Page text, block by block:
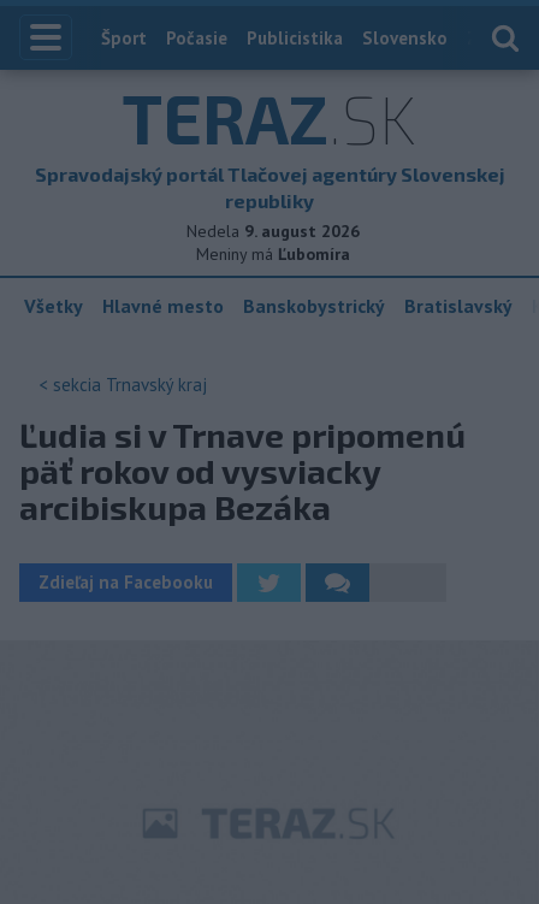
Index
Šport Počasie Publicistika Slovensko
TERAZ.SK
Spravodajský portál Tlačovej agentúry Slovenskej
republiky
Nedela 9. august 2026
Meniny má Ľubomíra
Všetky Hlavné mesto Banskobystrický Bratislavský
< sekcia Trnavský kraj
Ľudia si v Trnave pripomenú
päť rokov od vysviacky
arcibiskupa Bezáka
Zdieľaj na Facebooku